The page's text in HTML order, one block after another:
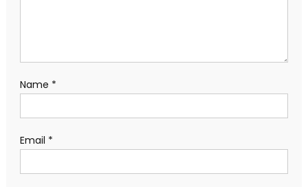
Name *
Email *